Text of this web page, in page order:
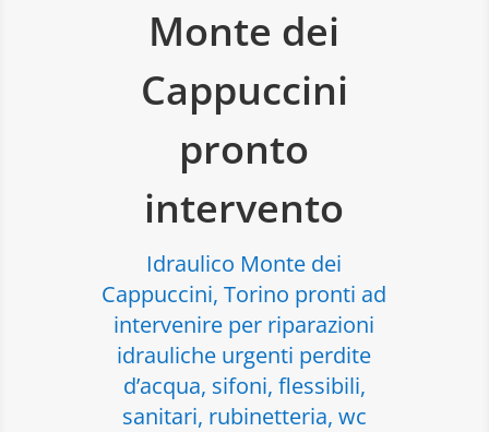
Monte dei
Cappuccini
pronto
intervento
Idraulico Monte dei
Cappuccini, Torino pronti ad
intervenire per riparazioni
idrauliche urgenti perdite
d’acqua, sifoni, flessibili,
sanitari, rubinetteria, wc